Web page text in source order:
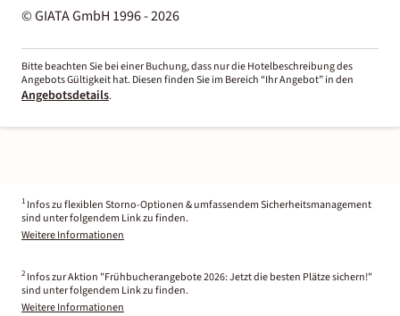
© GIATA GmbH 1996 - 2026
Bitte beachten Sie bei einer Buchung, dass nur die Hotelbeschreibung des
Angebots Gültigkeit hat. Diesen finden Sie im Bereich “Ihr Angebot” in den
Angebotsdetails.
1 Infos zu flexiblen Storno-Optionen & umfassendem Sicherheitsmanagement
sind unter folgendem Link zu finden.
Weitere Informationen
2 Infos zur Aktion "Frühbucherangebote 2026: Jetzt die besten Plätze sichern!"
sind unter folgendem Link zu finden.
Weitere Informationen